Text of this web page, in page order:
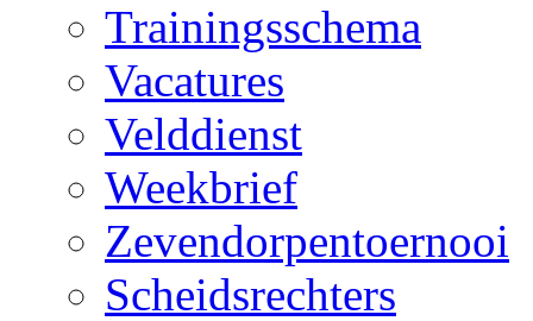
Trainingsschema
Vacatures
Velddienst
Weekbrief
Zevendorpentoernooi
Scheidsrechters